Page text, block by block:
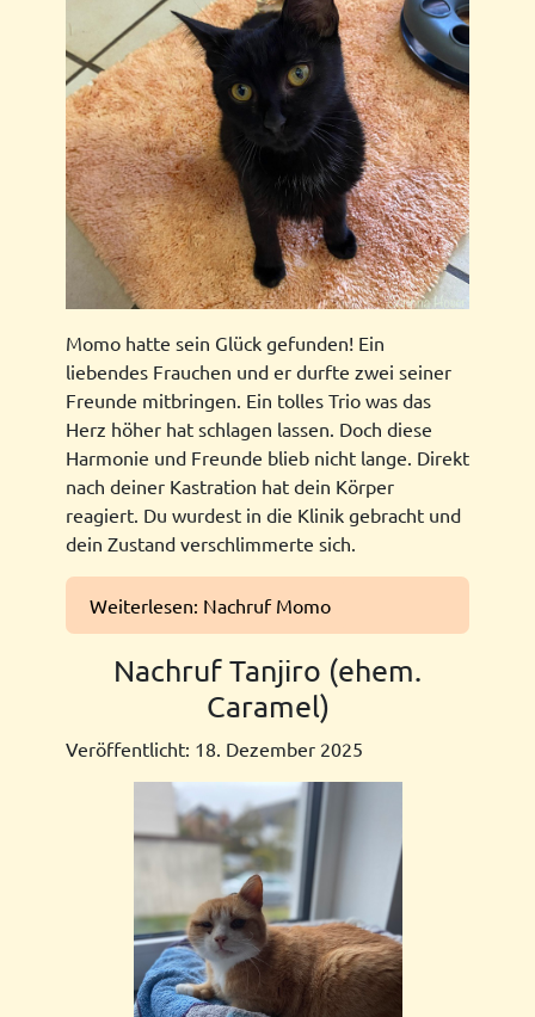
Momo hatte sein Glück gefunden! Ein
liebendes Frauchen und er durfte zwei seiner
Freunde mitbringen. Ein tolles Trio was das
Herz höher hat schlagen lassen. Doch diese
Harmonie und Freunde blieb nicht lange. Direkt
nach deiner Kastration hat dein Körper
reagiert. Du wurdest in die Klinik gebracht und
dein Zustand verschlimmerte sich.
Weiterlesen: Nachruf Momo
Nachruf Tanjiro (ehem.
Caramel)
Veröffentlicht: 18. Dezember 2025